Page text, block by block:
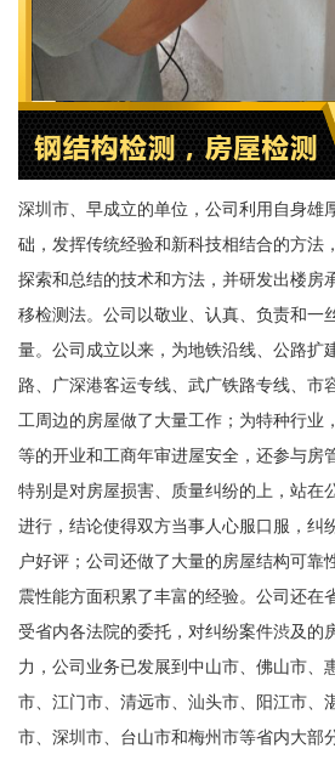
深圳市、早成立的单位，公司利用自身雄
础，发挥传统经验和新科技相结合的方法
探索和总结的技术和方法，并研发出楼房
移检测法。公司以敬业、认真、负责和一
量。公司成立以来，为地铁沿线、公路扩
路、广深港客运专线、武广铁路专线、市
工周边的房屋做了大量工作；为特种行业
等的开业和工商年审进屋安全，还参与房
特别是对房屋损害、质量纠纷的上，站在
进行，结论使得双方当事人心服口服，纠
户好评；公司还做了大量的房屋结构可靠
震性能方面积累了丰富的经验。公司还在
受省内各法院的委托，对纠纷案件渋及的
力，公司业务已发展到中山市、佛山市、
市、江门市、清远市、汕头市、阳江市、
市、深圳市、台山市和梅州市等省内大部